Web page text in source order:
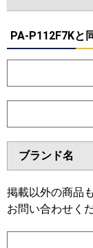
PA-P112F7Kと
ダイキン
東芝
三菱電機
日立
ダイキン
東芝
ブランド名
掲載以外の商品
お問い合わせく